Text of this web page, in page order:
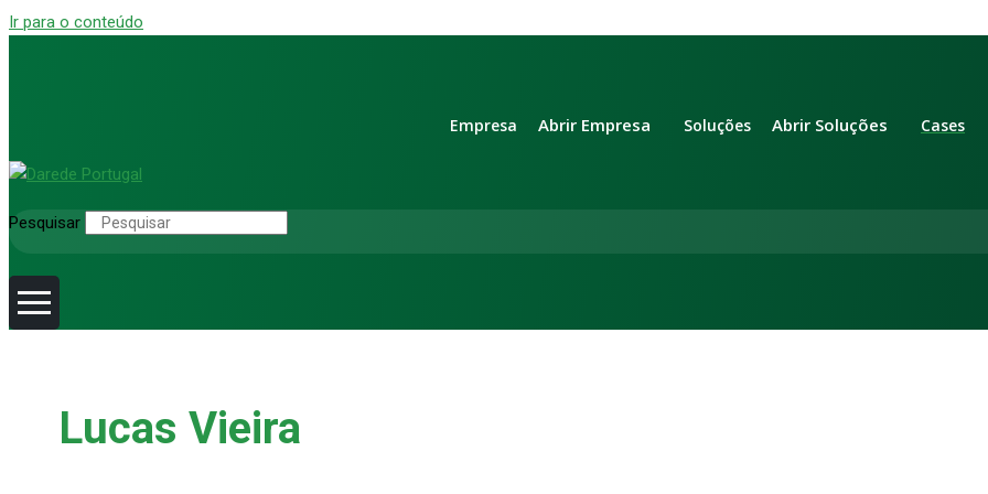
Ir para o conteúdo
Empresa Abrir Empresa Soluções Abrir Soluções Cases
Pesquisar
Lucas Vieira